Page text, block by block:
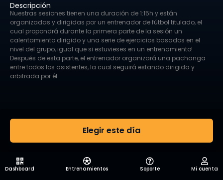
Elegir este día
Descripción
Nuestras sesiones tienen una duración de 1:15h y están
organizadas y dirigidas por un entrenador de fútbol titulado, el
cual propondrá durante la primera parte de la sesión un
calentamiento dirigido y una serie de ejercicios basados en el
nivel del grupo, igual que si estuvieses en un entrenamiento!
Después de esta parte, el entrenador organizará una pachanga
entre todos los asistentes, la cual seguirá estando dirigida y
arbitrada por él.
Dashboard Entrenamientos Soporte Mi cuenta